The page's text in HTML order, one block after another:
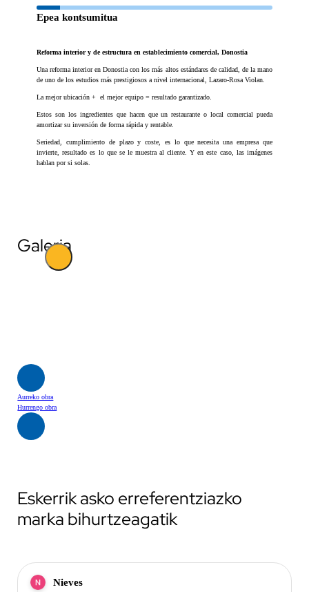
Reforma interior y de estructura en establecimiento comercial, Donostia
Una reforma interior en Donostia con los más altos estándares de calidad, de la mano
de uno de los estudios más prestigiosos a nivel internacional, Lazaro-Rosa Violan.
La mejor ubicación + el mejor equipo = resultado garantizado.
Estos son los ingredientes que hacen que un restaurante o local comercial pueda
amortizar su inversión de forma rápida y rentable.
Seriedad, cumplimiento de plazo y coste, es lo que necesita una empresa que
invierte, resultado es lo que se le muestra al cliente. Y en este caso, las imágenes
hablan por si solas.
Epea kontsumitua
Galeria
Aurreko obra
Hurrengo obra
Eskerrik asko erreferentziazko
marka bihurtzeagatik
Nieves